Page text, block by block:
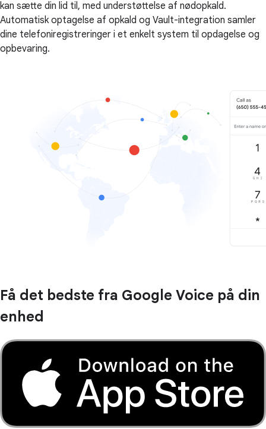
kan sætte din lid til, med understøttelse af nødopkald.
Automatisk optagelse af opkald og Vault-integration samler
dine telefoniregistreringer i et enkelt system til opdagelse og
opbevaring.
Få det bedste fra Google Voice på din
enhed